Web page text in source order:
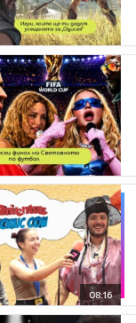
08:16